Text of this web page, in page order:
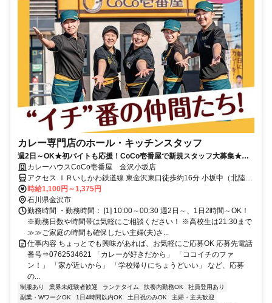
カレー専門店のホール・キッチンスタッフ
週2日～OK★初バイトも応援！CoCo壱番屋で新規スタッフ大募集★シ
フトは柔軟に対応◎車・バイク通勤OK！
カレーハウスCoCo壱番屋 金沢小坂店
アクセス ＩＲいしかわ鉄道線 東金沢東口徒歩約16分 小坂中（北陸鉄
道バス）徒歩2分
時給1,100円～1,375円
石川県金沢市
勤務時間 ・勤務時間： [1] 10:00～00:30 週2日～、1日2時間～OK！
※勤務日数や時間帯は気軽にご相談ください！ ※高校生は21:30まで
≫≫ご家庭の時間も確保したい主婦(夫)さ...
仕事内容 ちょっとでも興味があれば、お気軽にご応募OK 応募先電話
番号⇒0762534621 「カレーが好きだから」 「ココイチのファ
ン！」 「家が近いから」 「学校帰りにちょうどいい」 など、応募
の...
制服あり 業界未経験者歓迎 ランチタイム 扶養内勤務OK
社員登用あり
副業・WワークOK
1日4時間以内OK 土日祝のみOK
主婦・主夫歓迎